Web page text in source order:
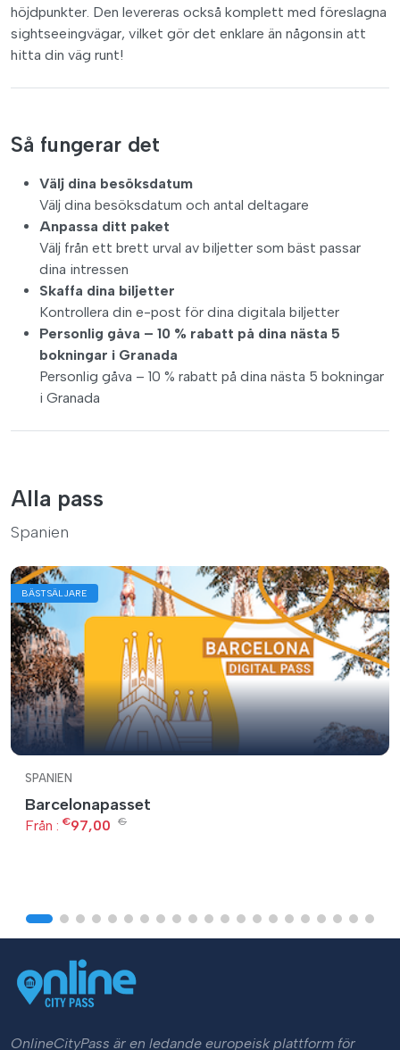
höjdpunkter. Den levereras också komplett med föreslagna
sightseeingvägar, vilket gör det enklare än någonsin att
hitta din väg runt!
Så fungerar det
Välj dina besöksdatum
Välj dina besöksdatum och antal deltagare
Anpassa ditt paket
Välj från ett brett urval av biljetter som bäst passar
dina intressen
Skaffa dina biljetter
Kontrollera din e-post för dina digitala biljetter
Personlig gåva – 10 % rabatt på dina nästa 5
bokningar i Granada
Personlig gåva – 10 % rabatt på dina nästa 5 bokningar
i Granada
Alla pass
Spanien
BÄSTSÄLJARE
SPANIEN
Barcelonapasset
Från : €97,00 €
OnlineCityPass är en ledande europeisk plattform för